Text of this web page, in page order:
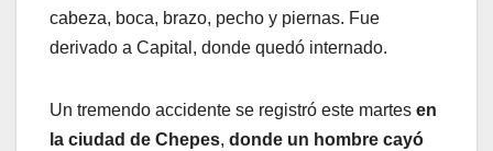
cabeza, boca, brazo, pecho y piernas. Fue
derivado a Capital, donde quedó internado.
Un tremendo accidente se registró este martes en
la ciudad de Chepes, donde un hombre cayó